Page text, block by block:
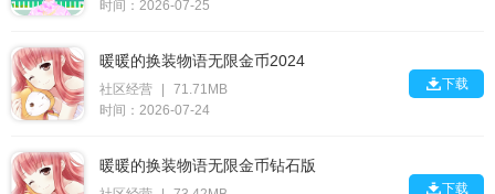
时间：2026-07-25
暖暖的换装物语无限金币2024
社区经营
71.71MB
时间：2026-07-24
下载
暖暖的换装物语无限金币钻石版
下载